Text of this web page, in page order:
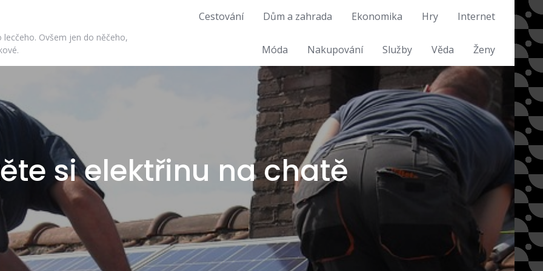
Ovšem jen do něčeho,
Cestování Dům a zahrada Ekonomika Hry Internet
Móda Nakupování Služby Věda Ženy
si elektřinu na chatě